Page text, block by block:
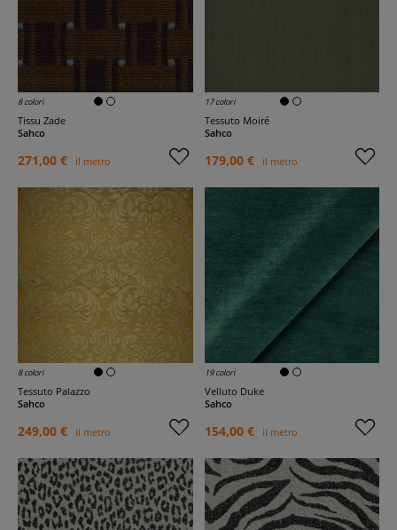
8 colori
Tissu Zade
Sahco
271,00 € il metro
17 colori
Tessuto Moiré
Sahco
179,00 € il metro
8 colori
Tessuto Palazzo
Sahco
249,00 € il metro
19 colori
Velluto Duke
Sahco
154,00 € il metro